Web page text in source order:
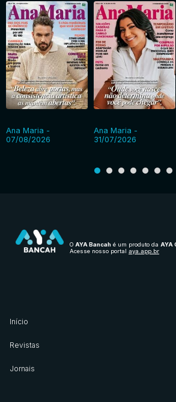
Ana Maria -
07/08/2026
Ana Maria -
31/07/2026
O AYA Bancah é um produto da AYA
Acesse nosso portal aya.app.br
Início
Revistas
Jornais